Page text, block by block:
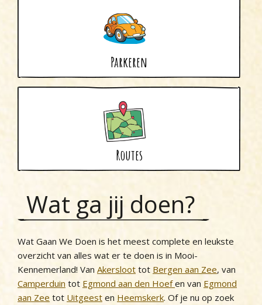
Parkeren
Routes
Wat ga jij doen?
Wat Gaan We Doen is het meest complete en leukste
overzicht van alles wat er te doen is in Mooi-
Kennemerland! Van Akersloot tot Bergen aan Zee, van
Camperduin tot Egmond aan den Hoefen van Egmond
aan Zee tot Uitgeest en Heemskerk. Of je nu op zoek